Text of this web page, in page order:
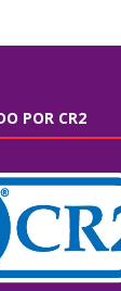
POR CR2